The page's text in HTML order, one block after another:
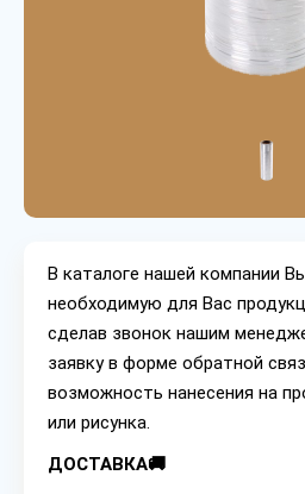
В каталоге нашей компании
необходимую для Вас
сделав звонок нашим
заявку в форме обратной
возможность нанесения на
или рисунка.
ДОСТАВКА🚚